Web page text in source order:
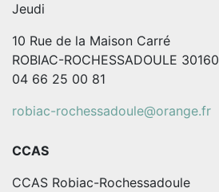
Jeudi
10 Rue de la Maison Carré
ROBIAC-ROCHESSADOULE 30160
04 66 25 00 81
robiac-rochessadoule@orange.fr
CCAS
CCAS Robiac-Rochessadoule